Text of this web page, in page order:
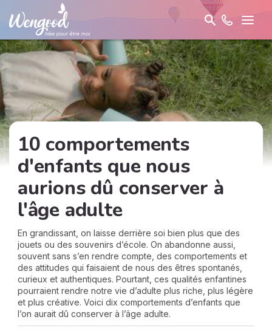
10 comportements
d'enfants que nous
aurions dû conserver à
l'âge adulte
En grandissant, on laisse derrière soi bien plus que des
jouets ou des souvenirs d’école. On abandonne aussi,
souvent sans s’en rendre compte, des comportements et
des attitudes qui faisaient de nous des êtres spontanés,
curieux et authentiques. Pourtant, ces qualités enfantines
pourraient rendre notre vie d’adulte plus riche, plus légère
et plus créative. Voici dix comportements d’enfants que
l’on aurait dû conserver à l’âge adulte.